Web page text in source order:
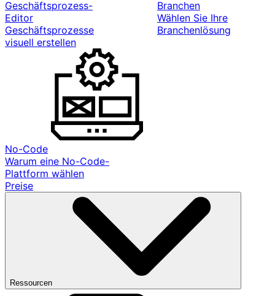
Geschäftsprozess-
Editor
Geschäftsprozesse
visuell erstellen
Branchen
Wählen Sie Ihre
Branchenlösung
No-Code
Warum eine No-Code-
Plattform wählen
Preise
Ressourcen